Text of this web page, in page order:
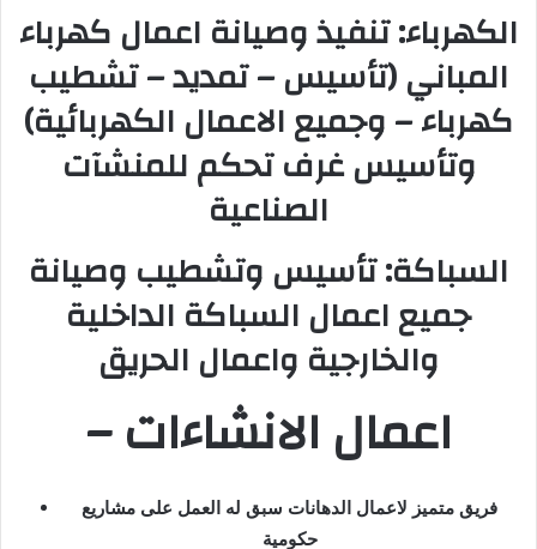
الكهرباء: تنفيذ وصيانة اعمال كهرباء
المباني (تأسيس – تمديد – تشطيب
كهرباء – وجميع الاعمال الكهربائية)
وتأسيس غرف تحكم للمنشآت
الصناعية
السباكة: تأسيس وتشطيب وصيانة
جميع اعمال السباكة الداخلية
والخارجية واعمال الحريق
– اعمال الانشاءات
فريق متميز لاعمال الدهانات سبق له العمل على مشاريع
حكومية